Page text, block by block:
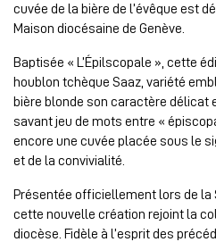
cuvée de la bière de l’évêque est
Maison diocésaine de Genève.
Baptisée « L’Épilscopale », cette
houblon tchèque Saaz, variété
bière blonde son caractère délicat
savant jeu de mots entre «
encore une cuvée placée sous le
et de la convivialité.
Présentée officiellement lors de la
cette nouvelle création rejoint la
diocèse. Fidèle à l’esprit des